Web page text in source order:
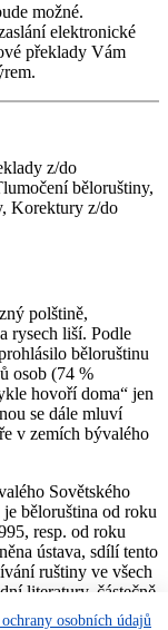
možné.
elektronické
překlady Vám
z/do
běloruštiny,
Korektury z/do
polštině,
rysech liší. Podle
běloruštinu
osob (74 %
hovoří doma“ jen
se dále mluví
v zemích bývalého
Sovětského
běloruština od roku
resp. od roku
ústava, sdílí tento
ruštiny ve všech
literatury, částečně
míře ji užívají i
osobních údajů